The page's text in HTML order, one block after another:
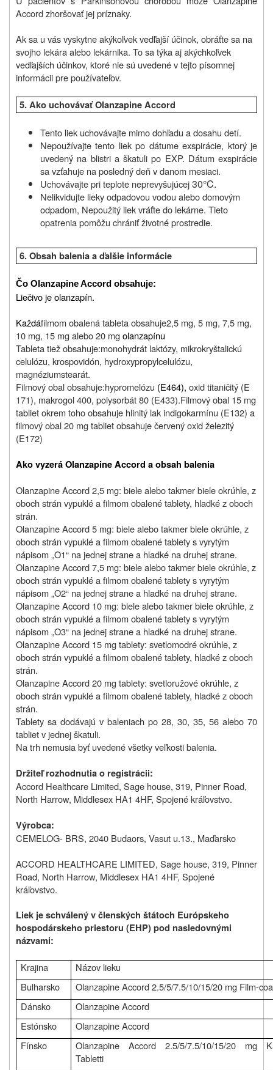
Accord zhoršovať jej príznaky.
Ak sa u vás vyskytne akýkoľvek vedľajší účinok, obráťte sa na
svojho lekára alebo lekárnika. To sa týka aj akýchkoľvek
vedľajších účinkov, ktoré nie sú uvedené v tejto písomnej
informácii pre používateľov.
5. Ako uchovávaťOlanzapine Accord
Tento liek uchovávajte mimo dohľadu a dosahu detí.
Nepoužívajte tento liek po dátume exspirácie, ktorý je
uvedený na blistri a škatuli po EXP. Dátum exspirácie
sa vzťahuje na posledný deň v danom mesiaci.
Uchovávajte pri teplote neprevyšujúcej30°C.
Nelikvidujte lieky odpadovou vodou alebo domovým
odpadom, Nepoužitý liek vráťte do lekárne. Tieto
opatrenia pomôžu chrániť životné prostredie.
6. Obsah balenia a ďalšie informácie
Čo Olanzapine Accord obsahuje:
Liečivo je olanzapín.
Každáfilmom obalená tableta obsahuje2,5 mg, 5 mg, 7,5 mg,
10 mg, 15 mg alebo 20 mgolanzapínu
Tableta tiež obsahuje:monohydrát laktózy, mikrokryštalickú
celulózu, krospovidón, hydroxypropylcelulózu,
magnéziumstearát.
Filmový obal obsahuje:hypromelózu (E464), oxid titaničitý (E
171), makrogol 400, polysorbát 80 (E433).Filmový obal 15 mg
tabliet okrem toho obsahuje hlinitý lak indigokarmínu (E132) a
filmový obal 20 mg tabliet obsahuje červený oxid železitý
(E172)
Ako vyzerá Olanzapine Accord a obsah balenia
Olanzapine Accord 2,5 mg: biele alebo takmer biele okrúhle, z
oboch strán vypuklé a filmom obalené tablety, hladké z oboch
strán.
Olanzapine Accord 5 mg: biele alebo takmer biele okrúhle, z
oboch strán vypuklé a filmom obalené tablety s vyrytým
nápisom „O1“ na jednej strane a hladké na druhej strane.
Olanzapine Accord 7,5 mg: biele alebo takmer biele okrúhle, z
oboch strán vypuklé a filmom obalené tablety s vyrytým
nápisom „O2“ na jednej strane a hladké na druhej strane.
Olanzapine Accord 10 mg: biele alebo takmer biele okrúhle, z
oboch strán vypuklé a filmom obalené tablety s vyrytým
nápisom „O3“ na jednej strane a hladké na druhej strane.
Olanzapine Accord 15 mg tablety: svetlomodré okrúhle, z
oboch strán vypuklé a filmom obalené tablety, hladké z oboch
strán.
Olanzapine Accord 20 mg tablety: svetloružové okrúhle, z
oboch strán vypuklé a filmom obalené tablety, hladké z oboch
strán.
Tablety sa dodávajú v baleniach po 28, 30, 35, 56 alebo 70
tabliet v jednej škatuli.
Na trh nemusia byť uvedené všetky veľkosti balenia.
Držiteľ rozhodnutia o registrácii:
Accord Healthcare Limited, Sage house, 319, Pinner Road,
North Harrow, Middlesex HA1 4HF, Spojené kráľovstvo.
Výrobca:
CEMELOG‑ BRS, 2040 Budaors, Vasut u.13., Maďarsko
ACCORD HEALTHCARE LIMITED, Sage house, 319, Pinner
Road, North Harrow, Middlesex HA1 4HF, Spojené
kráľovstvo.
Liek je schválený v členských štátoch Európskeho
hospodárskeho priestoru (EHP) pod nasledovnými
názvami:
Krajina
Názov lieku
Bulharsko
Olanzapine Accord 2.5/5/7.5/10/15/20 mg Film-
Dánsko
Olanzapine Accord
Estónsko
Olanzapine Accord
Fínsko
Olanzapine Accord 2.5/5/7.5/10/15/20 mg
Tabletti